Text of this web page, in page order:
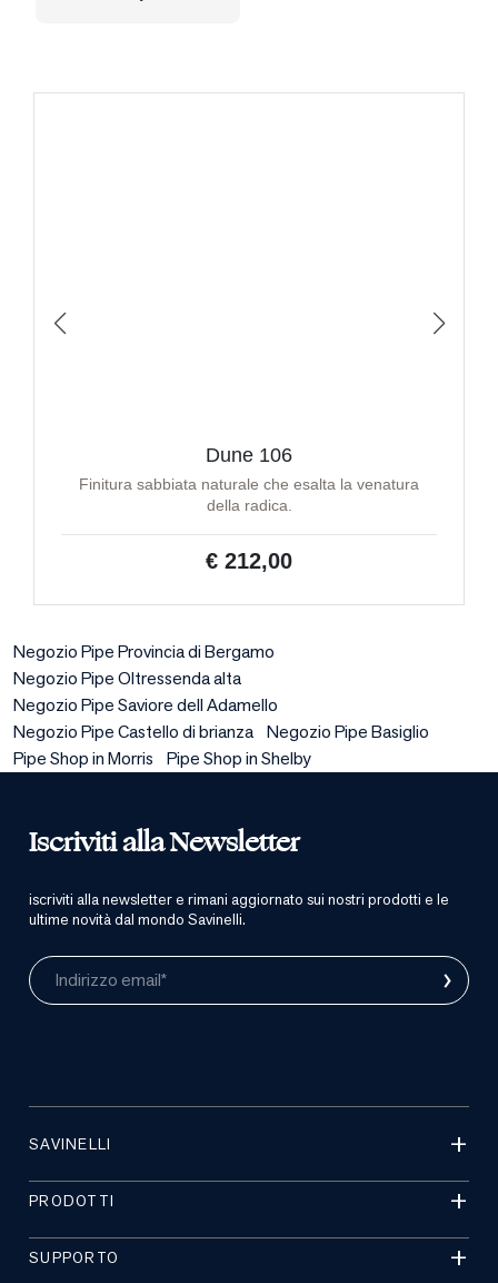
Dune 106
Finitura sabbiata naturale che esalta la venatura
della radica.
€ 212,00
Negozio Pipe Provincia di Bergamo
Negozio Pipe Oltressenda alta
Negozio Pipe Saviore dell Adamello
Negozio Pipe Castello di brianza Negozio Pipe Basiglio
Pipe Shop in Morris
Pipe Shop in Shelby
Iscriviti alla Newsletter
iscriviti alla newsletter e rimani aggiornato sui nostri prodotti e le
ultime novità dal mondo Savinelli.
Indirizzo email* ›
SAVINELLI
PRODOTTI
SUPPORTO